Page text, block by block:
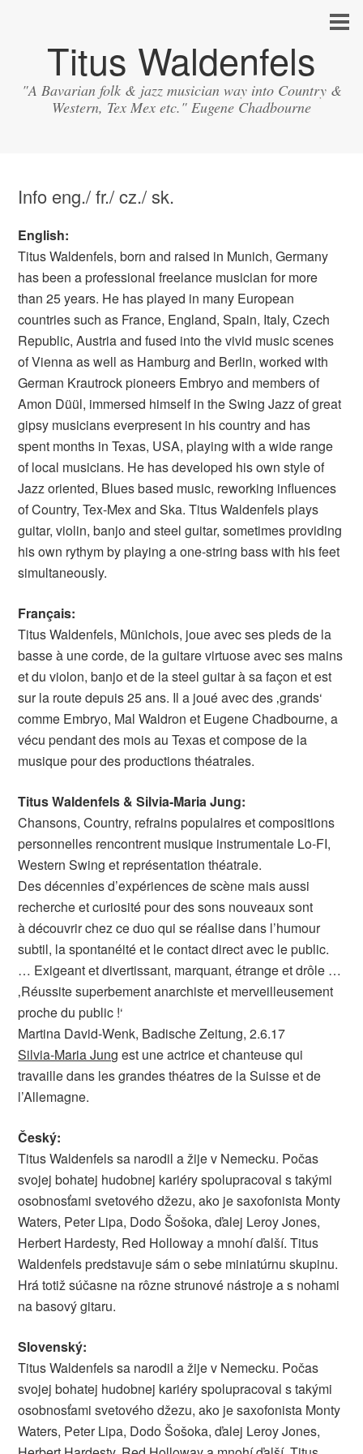
Titus Waldenfels
"A Bavarian folk & jazz musician way into Country &
Western, Tex Mex etc." Eugene Chadbourne
Info eng./ fr./ cz./ sk.
English:
Titus Waldenfels, born and raised in Munich, Germany
has been a professional freelance musician for more
than 25 years. He has played in many European
countries such as France, England, Spain, Italy, Czech
Republic, Austria and fused into the vivid music scenes
of Vienna as well as Hamburg and Berlin, worked with
German Krautrock pioneers Embryo and members of
Amon Düül, immersed himself in the Swing Jazz of great
gipsy musicians everpresent in his country and has
spent months in Texas, USA, playing with a wide range
of local musicians. He has developed his own style of
Jazz oriented, Blues based music, reworking influences
of Country, Tex-Mex and Ska. Titus Waldenfels plays
guitar, violin, banjo and steel guitar, sometimes providing
his own rythym by playing a one-string bass with his feet
simultaneously.
Français:
Titus Waldenfels, Münichois, joue avec ses pieds de la
basse à une corde, de la guitare virtuose avec ses mains
et du violon, banjo et de la steel guitar à sa façon et est
sur la route depuis 25 ans. Il a joué avec des ‚grands‘
comme Embryo, Mal Waldron et Eugene Chadbourne, a
vécu pendant des mois au Texas et compose de la
musique pour des productions théatrales.
Titus Waldenfels & Silvia-Maria Jung:
Chansons, Country, refrains populaires et compositions
personnelles rencontrent musique instrumentale Lo-FI,
Western Swing et représentation théatrale.
Des décennies d’expériences de scène mais aussi
recherche et curiosité pour des sons nouveaux sont
à découvrir chez ce duo qui se réalise dans l’humour
subtil, la spontanéité et le contact direct avec le public.
… Exigeant et divertissant, marquant, étrange et drôle …
‚Réussite superbement anarchiste et merveilleusement
proche du public !‘
Martina David-Wenk, Badische Zeitung, 2.6.17
Silvia-Maria Jung est une actrice et chanteuse qui
travaille dans les grandes théatres de la Suisse et de
l’Allemagne.
Český:
Titus Waldenfels sa narodil a žije v Nemecku. Počas
svojej bohatej hudobnej kariéry spolupracoval s takými
osobnosťami svetového džezu, ako je saxofonista Monty
Waters, Peter Lipa, Dodo Šošoka, ďalej Leroy Jones,
Herbert Hardesty, Red Holloway a mnohí ďalší. Titus
Waldenfels predstavuje sám o sebe miniatúrnu skupinu.
Hrá totiž súčasne na rôzne strunové nástroje a s nohami
na basový gitaru.
Slovenský:
Titus Waldenfels sa narodil a žije v Nemecku. Počas
svojej bohatej hudobnej kariéry spolupracoval s takými
osobnosťami svetového džezu, ako je saxofonista Monty
Waters, Peter Lipa, Dodo Šošoka, ďalej Leroy Jones,